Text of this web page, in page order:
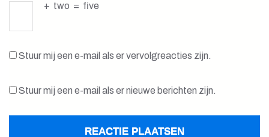
+ two = five
Stuur mij een e-mail als er vervolgreacties zijn.
Stuur mij een e-mail als er nieuwe berichten zijn.